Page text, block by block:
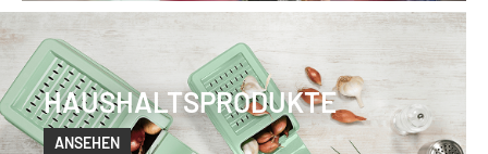
HAUSHALTSPRODUKTE
ANSEHEN